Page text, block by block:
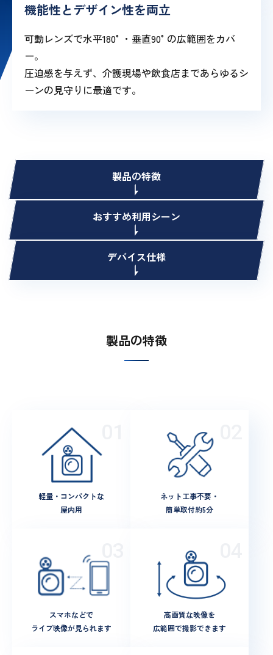
機能性とデザイン性を両立
可動レンズで水平180°・垂直90°の広範囲をカバ
ー。
圧迫感を与えず、介護現場や飲食店まであらゆるシ
ーンの見守りに最適です。
製品の特徴
おすすめ利用シーン
デバイス仕様
製品の特徴
軽量・コンパクトな
屋内用
ネット工事不要・
簡単取付約5分
スマホなどで
ライブ映像が見られます
高画質な映像を
広範囲で撮影できます